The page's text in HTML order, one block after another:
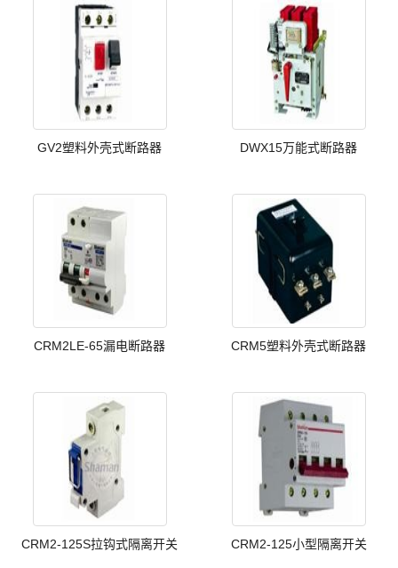
GV2塑料外壳式断路器 DWX15万能式断路器
CRM2LE-65漏电断路器 CRM5塑料外壳式断路器
CRM2-125S拉钩式隔离开关 CRM2-125小型隔离开关